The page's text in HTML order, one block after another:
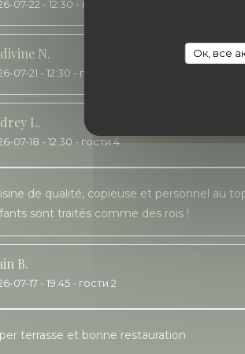
Ок, все
07-22 - 12:30 - гости 2
N
07-21 - 12:30 - гости 7
L
07-18 - 12:30 - гости 4
de qualité, copieuse et personnel au
sont traités comme des rois !
B
07-17 - 19:45 - гости 2
terrasse et bonne restauration